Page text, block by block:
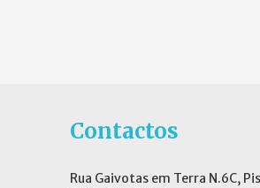
Contactos
Rua Gaivotas em Terra N.6C,